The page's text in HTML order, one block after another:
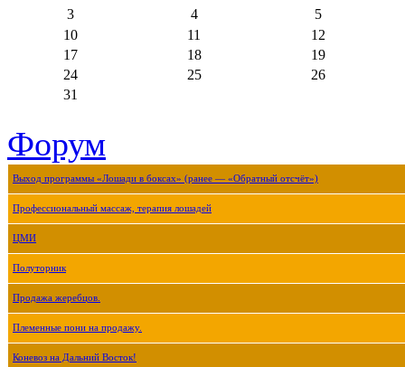
3 4
5
10
11
12
17
18
19
24
25
26
31
Форум
Выход программы «Лошади в боксах» (ранее — «Обратный отсчёт»)
Профессиональный массаж, терапия лошадей
ЦМИ
Полуторник
Продажа жеребцов.
Племенные пони на продажу.
Коневоз на Дальний Восток!